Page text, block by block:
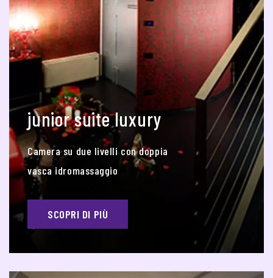
junior suite luxury
Camera su due livelli con doppia
vasca idromassaggio
SCOPRI DI PIÙ